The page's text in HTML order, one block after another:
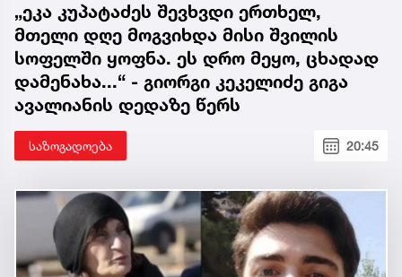
„ეკა კუპატაძეს შევხვდი ერთხელ,
მთელი დღე მოგვიხდა მისი შვილის
სოფელში ყოფნა. ეს დრო მეყო, ცხადად
დამენახა...“ - გიორგი კეკელიძე გიგა
ავალიანის დედაზე წერს
საზოგადოება 20:45